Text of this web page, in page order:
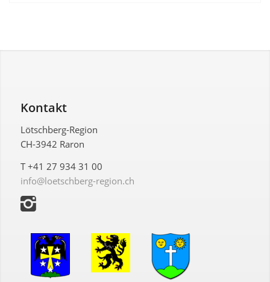
Kontakt
Lötschberg-Region
CH-3942 Raron
T +41 27 934 31 00
info@loetschberg-region.ch